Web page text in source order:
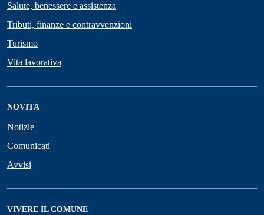
Salute, benessere e assistenza
Tributi, finanze e contravvenzioni
Turismo
Vita lavorativa
NOVITÀ
Notizie
Comunicati
Avvisi
VIVERE IL COMUNE